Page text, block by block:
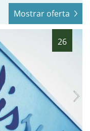
Mostrar oferta
26